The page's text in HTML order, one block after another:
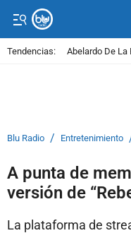
Tendencias: Abelardo De La
Blu Radio / Entretenimiento
A punta de
versión de
La plataforma de